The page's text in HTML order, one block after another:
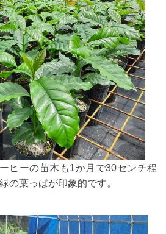
ヒーの苗木も1か月で30センチ程
の葉っぱが印象的です。